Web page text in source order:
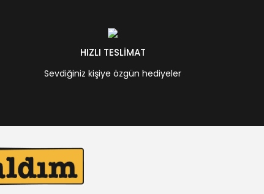
HIZLI TESLİMAT
Sevdiğiniz kişiye özgün hediyeler